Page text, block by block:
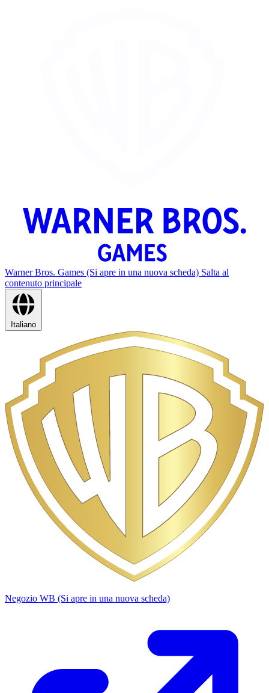
Warner Bros. Games (Si apre in una nuova scheda) Salta al
contenuto principale
Italiano
Negozio WB (Si apre in una nuova scheda)